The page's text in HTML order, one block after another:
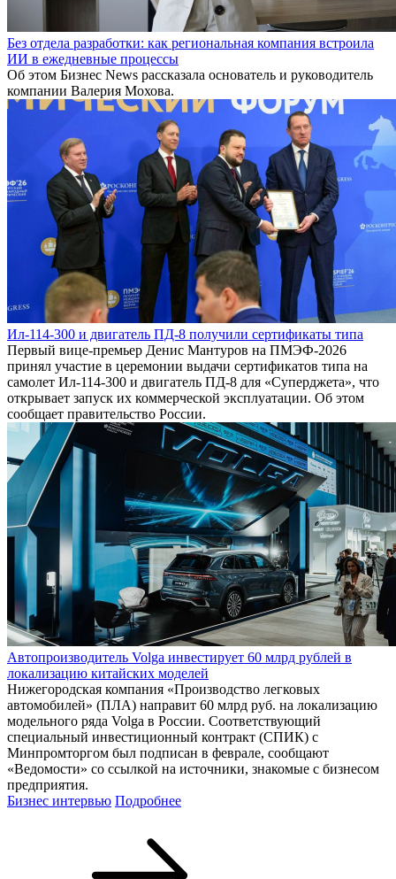
Без отдела разработки: как региональная компания встроила
ИИ в ежедневные процессы
Об этом Бизнес News рассказала основатель и руководитель
компании Валерия Мохова.
Ил-114-300 и двигатель ПД-8 получили сертификаты типа
Первый вице-премьер Денис Мантуров на ПМЭФ-2026
принял участие в церемонии выдачи сертификатов типа на
самолет Ил-114-300 и двигатель ПД-8 для «Суперджета», что
открывает запуск их коммерческой эксплуатации. Об этом
сообщает правительство России.
Автопроизводитель Volga инвестирует 60 млрд рублей в
локализацию китайских моделей
Нижегородская компания «Производство легковых
автомобилей» (ПЛА) направит 60 млрд руб. на локализацию
модельного ряда Volga в России. Соответствующий
специальный инвестиционный контракт (СПИК) с
Минпромторгом был подписан в феврале, сообщают
«Ведомости» со ссылкой на источники, знакомые с бизнесом
предприятия.
Бизнес интервью Подробнее